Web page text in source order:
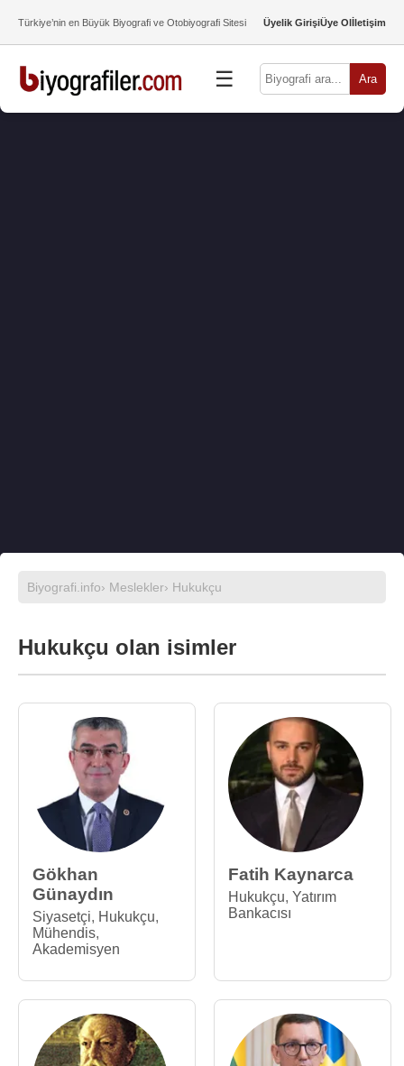
Türkiye’nin en Büyük Biyografi ve Otobiyografi Sitesi Üyelik GirişiÜye Olİletişim
☰ Ara
Biyografi.info› Meslekler› Hukukçu
Hukukçu olan isimler
Gökhan
Günaydın
Siyasetçi, Hukukçu,
Mühendis,
Akademisyen
Fatih Kaynarca
Hukukçu, Yatırım
Bankacısı